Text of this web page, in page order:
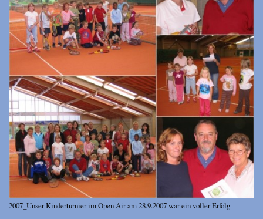
2007_Unser Kinderturnier im Open Air am 28.9.2007 war ein voller Erfolg